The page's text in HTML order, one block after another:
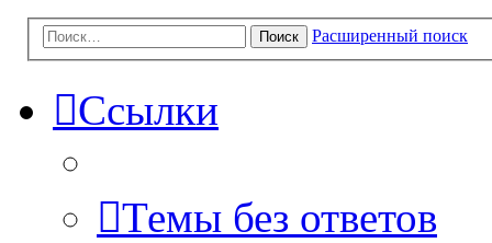
Поиск Расширенный поиск
Ссылки
Темы без ответов